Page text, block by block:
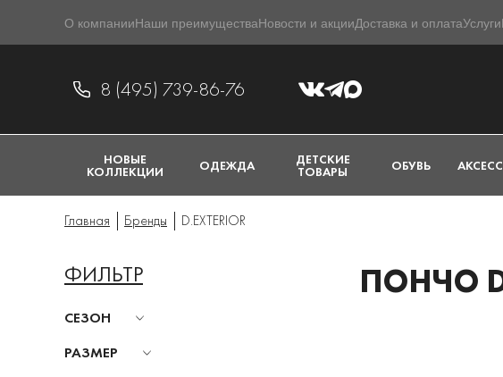
О компанииНаши преимуществаНовости и акцииДоставка и оплатаУслуги
8 (495) 739-86-76
НОВЫЕ
КОЛЛЕКЦИИ ОДЕЖДА ДЕТСКИЕ
ТОВАРЫ ОБУВЬ
Главная Бренды D.EXTERIOR
ФИЛЬТР
СЕЗОН
РАЗМЕР
ПОНЧО